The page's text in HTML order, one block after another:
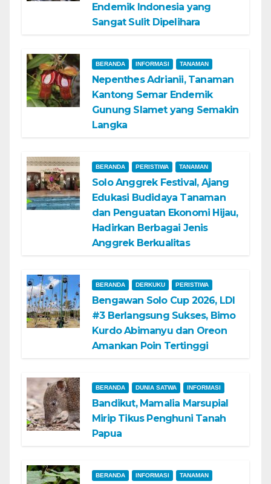
Endemik Indonesia yang
Sangat Sulit Dipelihara
BERANDA INFORMASI TANAMAN
Nepenthes Adrianii, Tanaman
Kantong Semar Endemik
Gunung Slamet yang Semakin
Langka
BERANDA PERISTIWA TANAMAN
Solo Anggrek Festival, Ajang
Edukasi Budidaya Tanaman
dan Penguatan Ekonomi Hijau,
Hadirkan Berbagai Jenis
Anggrek Berkualitas
BERANDA DERKUKU PERISTIWA
Bengawan Solo Cup 2026, LDI
#3 Berlangsung Sukses, Bimo
Kurdo Abimanyu dan Oreon
Amankan Poin Tertinggi
BERANDA DUNIA SATWA INFORMASI
Bandikut, Mamalia Marsupial
Mirip Tikus Penghuni Tanah
Papua
BERANDA INFORMASI TANAMAN